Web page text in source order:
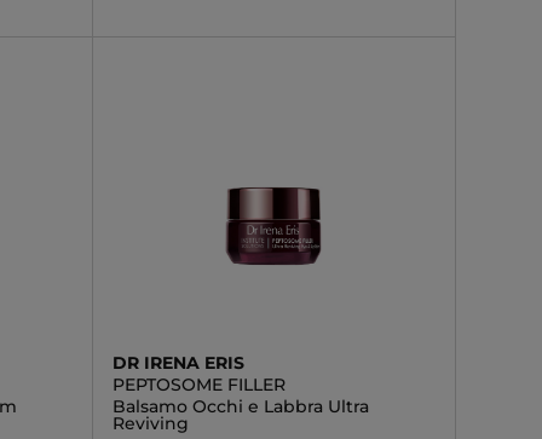
DR IRENA ERIS
PEPTOSOME FILLER
Balsamo Occhi e Labbra Ultra
Reviving